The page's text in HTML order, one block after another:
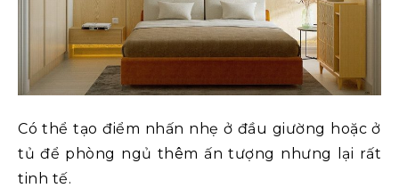
Có thể tạo điểm nhấn nhẹ ở đầu giường hoặc ở
tủ để phòng ngủ thêm ấn tượng nhưng lại rất
tinh tế.